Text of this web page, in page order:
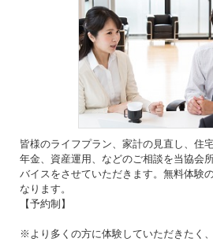
皆様のライフプラン、家計の見直し、住
年金、資産運用、などのご相談を当協会
バイスをさせていただきます。無料体験
なります。
【予約制】
※より多くの方に体験していただきたく、